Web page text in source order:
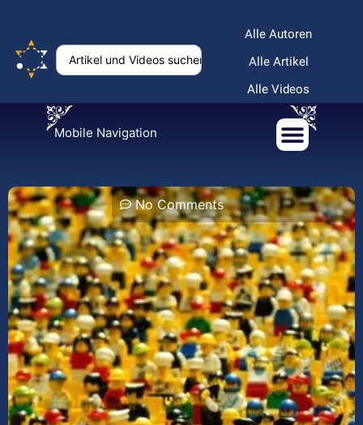
Alle Autoren
Alle Artikel
Alle Videos
Mobile Navigation
No Comments